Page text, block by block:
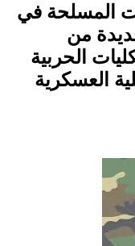
المسلحة في
من
الحربية
العسكرية